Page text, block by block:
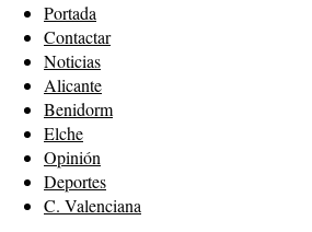
Portada
Contactar
Noticias
Alicante
Benidorm
Elche
Opinión
Deportes
C. Valenciana